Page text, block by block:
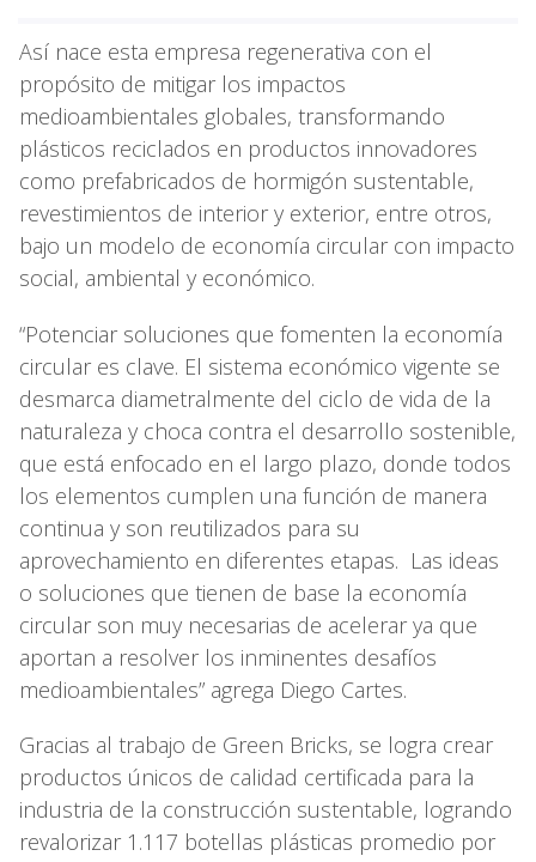
Así nace esta empresa regenerativa con el
propósito de mitigar los impactos
medioambientales globales, transformando
plásticos reciclados en productos innovadores
como prefabricados de hormigón sustentable,
revestimientos de interior y exterior, entre otros,
bajo un modelo de economía circular con impacto
social, ambiental y económico.
“Potenciar soluciones que fomenten la economía
circular es clave. El sistema económico vigente se
desmarca diametralmente del ciclo de vida de la
naturaleza y choca contra el desarrollo sostenible,
que está enfocado en el largo plazo, donde todos
los elementos cumplen una función de manera
continua y son reutilizados para su
aprovechamiento en diferentes etapas. Las ideas
o soluciones que tienen de base la economía
circular son muy necesarias de acelerar ya que
aportan a resolver los inminentes desafíos
medioambientales” agrega Diego Cartes.
Gracias al trabajo de Green Bricks, se logra crear
productos únicos de calidad certificada para la
industria de la construcción sustentable, logrando
revalorizar 1.117 botellas plásticas promedio por